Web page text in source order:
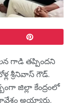
గాడి త‌ప్పింద‌ని
శ్రీ‌నివాస్ గౌడ్.
జిల్లా కేంద్రంలో
అయ్యారు.